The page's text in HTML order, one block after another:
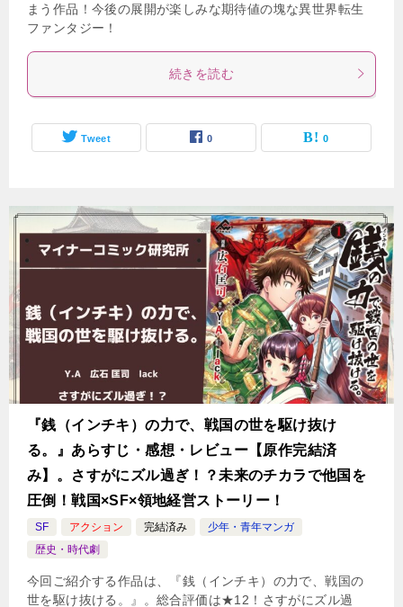
まう作品！今後の展開が楽しみな期待値の塊な異世界転生
ファンタジー！
続きを読む
Tweet 0 0
『銭（インチキ）の力で、戦国の世を駆け抜け
る。』あらすじ・感想・レビュー【原作完結済
み】。さすがにズル過ぎ！？未来のチカラで他国を
圧倒！戦国×SF×領地経営ストーリー！
SF アクション 完結済み
少年・青年マンガ
歴史・時代劇
今回ご紹介する作品は、『銭（インチキ）の力で、戦国の
世を駆け抜ける。』。総合評価は★12！さすがにズル過